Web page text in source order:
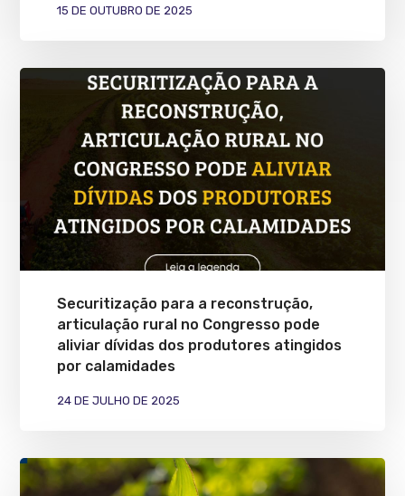
15 DE OUTUBRO DE 2025
Securitização para a reconstrução,
articulação rural no Congresso pode
aliviar dívidas dos produtores atingidos
por calamidades
24 DE JULHO DE 2025